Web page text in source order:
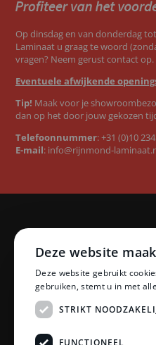
Op dinsdag en van donderdag
Laminaat u graag te woord
vragen? Neem gerust contact op.
Eventuele afwijkende
Tip! Maak voor je
dan op het door jouw gekozen
Telefoonnummer:+31 (0)10
E-mail: info@rijnmond-
Categorieën
Laminaat
PVC vloeren
Ondervloeren
Plinten
Accessoires
Deze website
Deze website gebruikt
gebruiken, stemt u in met
STRIKT
FUNCTIONEEL